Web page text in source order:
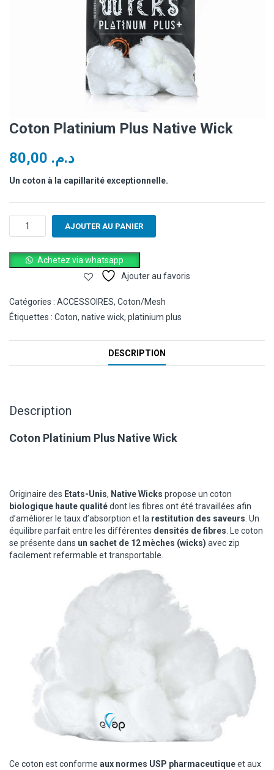
Coton Platinium Plus Native Wick
د.م.
Un coton à la capillarité exceptionnelle.
quantité
Platinium
Plus
AJOUTER AU PANIER
Achetez via whatsapp
Ajouter au favoris
Catégories : ACCESSOIRES, Coton/Mesh
Étiquettes : Coton, native wick, platinium plus
DESCRIPTION
Description
Coton Platinium Plus Native Wick
Originaire des Etats-Unis, Native Wicks propose un coton
biologique haute qualitédont les fibres ont été travaillées afin
d’améliorer le taux d’absorption et la restitution des saveurs. Un
équilibre parfait entre les différentes densités de fibres. Le coton
se présente dans un sachet de 12 mèches (wicks) avec zip
facilement refermable et transportable.
Ce coton est conforme aux normes USP pharmaceutiqueet aux